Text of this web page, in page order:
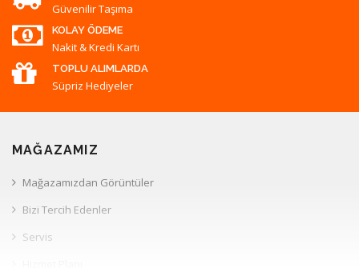
Güvenilir Taşıma
KOLAY ÖDEME
Nakit & Kredi Kartı
TOPLU ALIMLARDA
Süpriz Hediyeler
MAĞAZAMIZ
Mağazamızdan Görüntüler
Bizi Tercih Edenler
Servis